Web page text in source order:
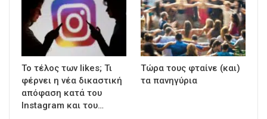
To τέλος των likes; Τι
φέρνει η νέα δικαστική
απόφαση κατά του
Instagram και του…
Τώρα τους φταίνε (και)
τα πανηγύρια